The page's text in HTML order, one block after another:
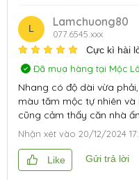
L
Lamchuong80
077.6545.xxx
Cực kì hài
Đã mua hàng tại Mộc
Nhang có độ dài vừa
màu tăm mộc tự nhiên
cũng cảm thấy căn nhà
Nhận xét vào 20/12/2024
Like Gửi trả lời